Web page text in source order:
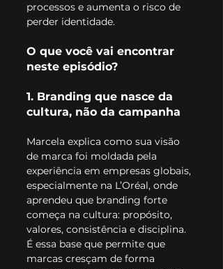
processos e aumenta o risco de
perder identidade.
O que você vai encontrar
neste episódio?
1. Branding que nasce da
cultura, não da campanha
Marcela explica como sua visão
de marca foi moldada pela
experiência em empresas globais,
especialmente na L’Oréal, onde
aprendeu que branding forte
começa na cultura: propósito,
valores, consistência e disciplina.
É essa base que permite que
marcas cresçam de forma